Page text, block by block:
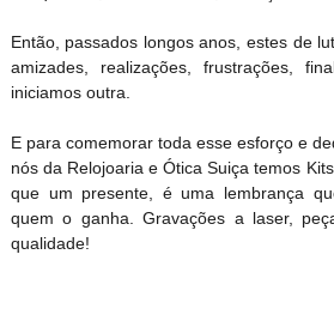
Então, passados longos anos, estes de
amizades, realizações, frustrações,
iniciamos outra.
E para comemorar toda esse esforço e
nós da Relojoaria e Ótica Suiça temos
que um presente, é uma lembrança
quem o ganha. Gravações a laser,
qualidade!